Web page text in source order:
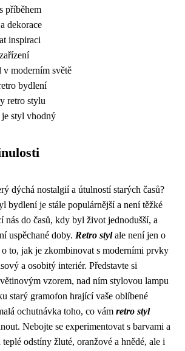
příběhem
dekorace
inspiraci
v moderním světě
bydlení
retro stylu
styl vhodný
dýchá nostalgií a útulností starých časů?
bydlení je stále populárnější a není těžké
nás do časů, kdy byl život jednodušší, a
uspěchané doby. Retro stylale není jen o
o to, jak je zkombinovat s moderními prvky
a osobitý interiér. Představte si
vzorem, nad ním stylovou lampu
starý gramofon hrající vaše oblíbené
ochutnávka toho, co vám retro styl
Nebojte se experimentovat s barvami a
odstíny žluté, oranžové a hnědé, ale i